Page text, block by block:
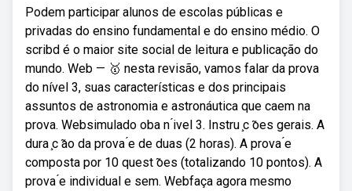
Podem participar alunos de escolas públicas e
privadas do ensino fundamental e do ensino médio. O
scribd é o maior site social de leitura e publicação do
mundo. Web — 🥇 nesta revisão, vamos falar da prova
do nível 3, suas características e dos principais
assuntos de astronomia e astronáutica que caem na
prova. Websimulado oba n ́ivel 3. Instru ̧c ̃oes gerais. A
dura ̧c ̃ao da prova ́e de duas (2 horas). A prova ́e
composta por 10 quest ̃oes (totalizando 10 pontos). A
prova ́e individual e sem. Webfaça agora mesmo